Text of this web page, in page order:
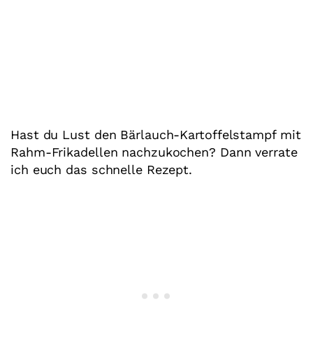
Hast du Lust den Bärlauch-Kartoffelstampf mit
Rahm-Frikadellen nachzukochen? Dann verrate
ich euch das schnelle Rezept.